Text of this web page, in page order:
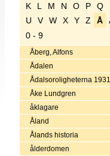
K
L M N O P Q
U
V W X Y Z Å
0 - 9
Åberg, Alfons
Ådalen
Ådalsoroligheterna 1931
Åke Lundgren
åklagare
Åland
Ålands historia
ålderdomen